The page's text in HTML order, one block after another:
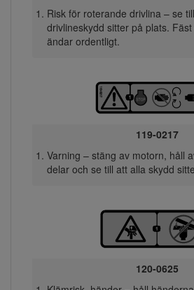
Risk för roterande drivlina – se
drivlineskydd sitter på plats.
ändar ordentligt.
119-0217
Varning – stäng av motorn, håll
delar och se till att alla skydd
120-0625